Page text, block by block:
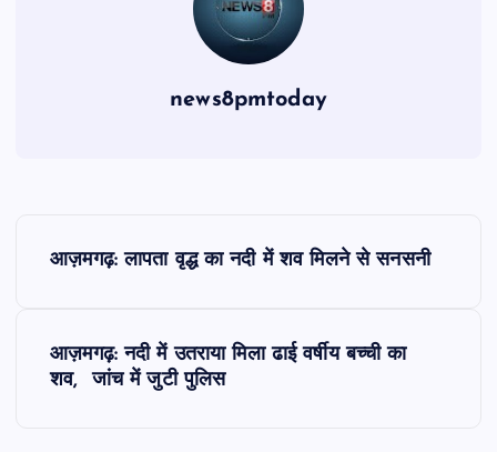
news8pmtoday
आज़मगढ़: लापता वृद्ध का नदी में शव मिलने से सनसनी
आज़मगढ़: नदी में उतराया मिला ढाई वर्षीय बच्ची का
शव, जांच में जुटी पुलिस